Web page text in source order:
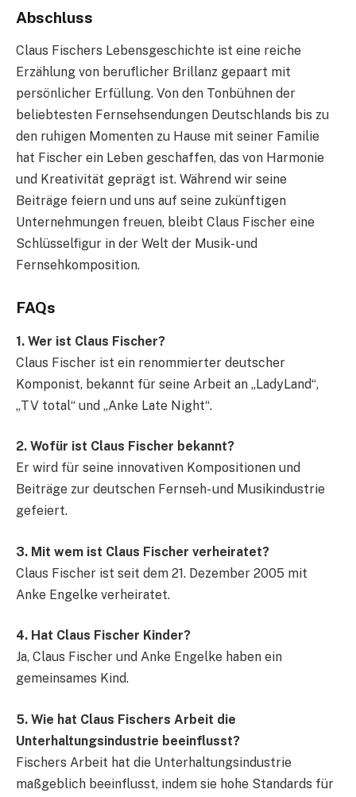
Abschluss
Claus Fischers Lebensgeschichte ist eine reiche
Erzählung von beruflicher Brillanz gepaart mit
persönlicher Erfüllung. Von den Tonbühnen der
beliebtesten Fernsehsendungen Deutschlands bis zu
den ruhigen Momenten zu Hause mit seiner Familie
hat Fischer ein Leben geschaffen, das von Harmonie
und Kreativität geprägt ist. Während wir seine
Beiträge feiern und uns auf seine zukünftigen
Unternehmungen freuen, bleibt Claus Fischer eine
Schlüsselfigur in der Welt der Musik- und
Fernsehkomposition.
FAQs
1. Wer ist Claus Fischer?
Claus Fischer ist ein renommierter deutscher
Komponist, bekannt für seine Arbeit an „LadyLand“,
„TV total“ und „Anke Late Night“.
2. Wofür ist Claus Fischer bekannt?
Er wird für seine innovativen Kompositionen und
Beiträge zur deutschen Fernseh- und Musikindustrie
gefeiert.
3. Mit wem ist Claus Fischer verheiratet?
Claus Fischer ist seit dem 21. Dezember 2005 mit
Anke Engelke verheiratet.
4. Hat Claus Fischer Kinder?
Ja, Claus Fischer und Anke Engelke haben ein
gemeinsames Kind.
5. Wie hat Claus Fischers Arbeit die
Unterhaltungsindustrie beeinflusst?
Fischers Arbeit hat die Unterhaltungsindustrie
maßgeblich beeinflusst, indem sie hohe Standards für